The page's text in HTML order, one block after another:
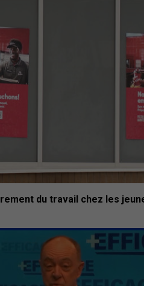
du travail chez les